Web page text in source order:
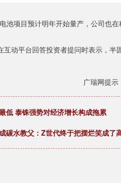
平台回答投资者提问时表示，半
广瑞网提示
低 泰铢强势对经济增长构成拖累
碳水教父：Z世代终于把摆烂笑成了